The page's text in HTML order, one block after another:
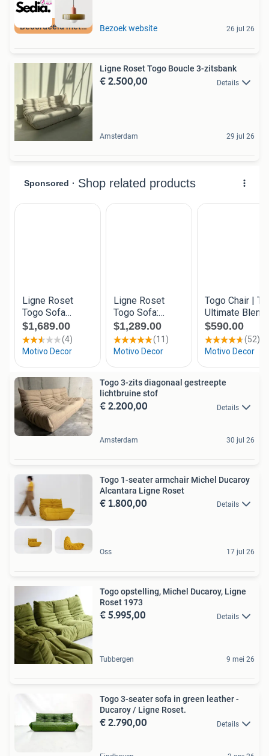
Beoordeeld met 9+ Bezoek website 26 jul 26
Ligne Roset Togo Boucle 3-zitsbank
€ 2.500,00 Details
Amsterdam 29 jul 26
Togo 3-zits diagonaal gestreepte
lichtbruine stof
€ 2.200,00 Details
Amsterdam 30 jul 26
Togo 1-seater armchair Michel Ducaroy
Alcantara Ligne Roset
€ 1.800,00 Details
Oss 17 jul 26
Togo opstelling, Michel Ducaroy, Ligne
Roset 1973
€ 5.995,00 Details
Tubbergen 9 mei 26
Togo 3-seater sofa in green leather -
Ducaroy / Ligne Roset.
€ 2.790,00 Details